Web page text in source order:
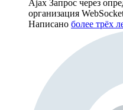
Ajax Запрос через
организация
Написано более трёх